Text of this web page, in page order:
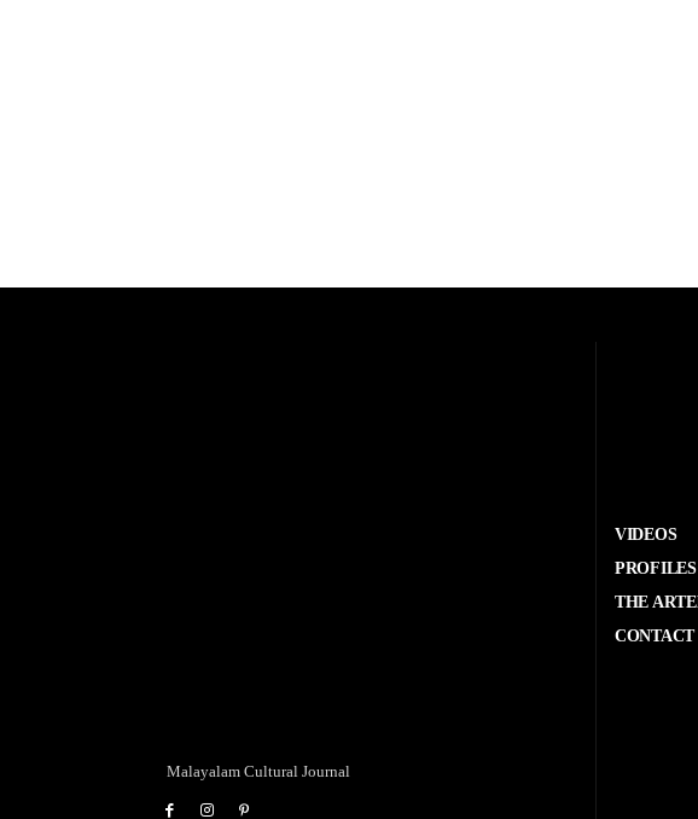
Malayalam Cultural Journal
VIDEOS
PROFILES
THE
CONTACT